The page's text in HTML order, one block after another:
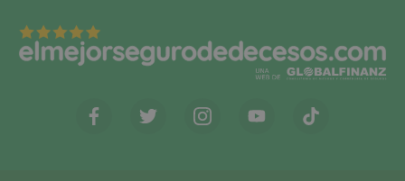
B84396662. Inscrita Registro DGSFP con clave J-2437.
Contratado Seguro de Responsabilidad Civil Profesional y
Seguro de Caución conforme a la normativa vigente sobre
distribución de seguros y reaseguros privados, en particular al
Aviso legal Política de cookies